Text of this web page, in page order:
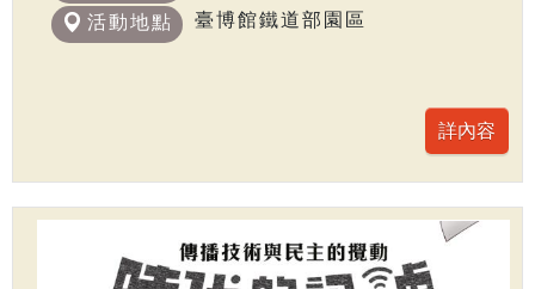
活動地點 臺博館鐵道部園區